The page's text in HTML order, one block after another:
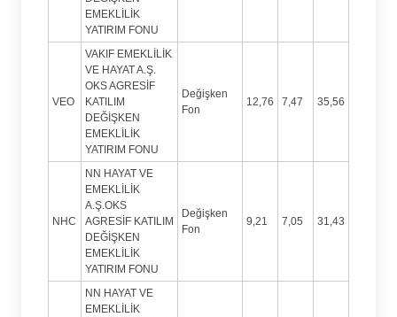
EMEKLİLİK
YATIRIM FONU
VEO
VAKIF EMEKLİLİK
VE HAYAT A.Ş.
OKS AGRESİF
KATILIM
DEĞİŞKEN
EMEKLİLİK
YATIRIM FONU
Değişken
Fon
12,76 7,47 35,56
NHC
NN HAYAT VE
EMEKLİLİK
A.Ş.OKS
AGRESİF KATILIM
DEĞİŞKEN
EMEKLİLİK
YATIRIM FONU
Değişken
Fon
9,21 7,05 31,43
NN HAYAT VE
EMEKLİLİK